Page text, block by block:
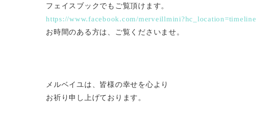
フェイスブックでもご覧頂けます。
https://www.facebook.com/merveillmini?hc_location=timeline
お時間のある方は、ご覧くださいませ。
メルベイユは、皆様の幸せを心より
お祈り申し上げております。